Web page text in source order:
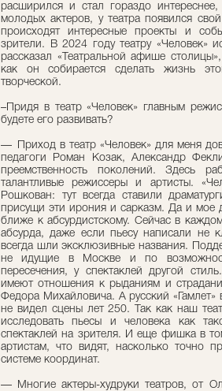
расширился и стал гораздо
молодых актеров, у театра появился
происходят интересные проекты и
зрители. В 2024 году театру «Человек»
рассказал «Театральной афише
как он собирается сделать жизнь
творческой.
–Придя в театр «Человек» главным
будете его развивать?
— Приход в театр «Человек» для меня
педагоги Роман Козак, Александр
преемственность поколений. Здесь
талантливые режиссеры и артисты.
Рошкован: тут всегда ставили
присущи эти ирония и сарказм. Да и мое
ближе к абсурдистскому. Сейчас в
абсурда, даже если пьесу написали не
всегда шли эксклюзивные названия.
не идущие в Москве и по
пересечения, у спектаклей другой
имеют отношения к рыданиям и
Федора Михайловича. А русский
не видел сцены лет 250. Так как наш
исследовать пьесы и человека как
спектаклей на зрителя. И еще фишка в
артистам, что видят, насколько точно
системе координат.
— Многие актеры-худруки теат­ров, от